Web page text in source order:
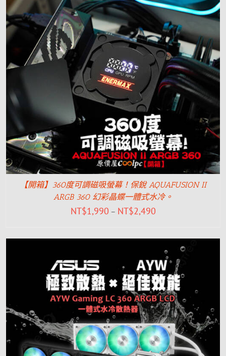
【開箱】360度可調磁吸螢幕！保銳 AQUAFUSION II
ARGB 360 幻彩晶蝶一體式水冷。
NT$1,990 – NT$2,490